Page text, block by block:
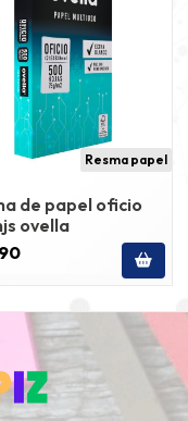
Resma papel
de papel oficio
ovella